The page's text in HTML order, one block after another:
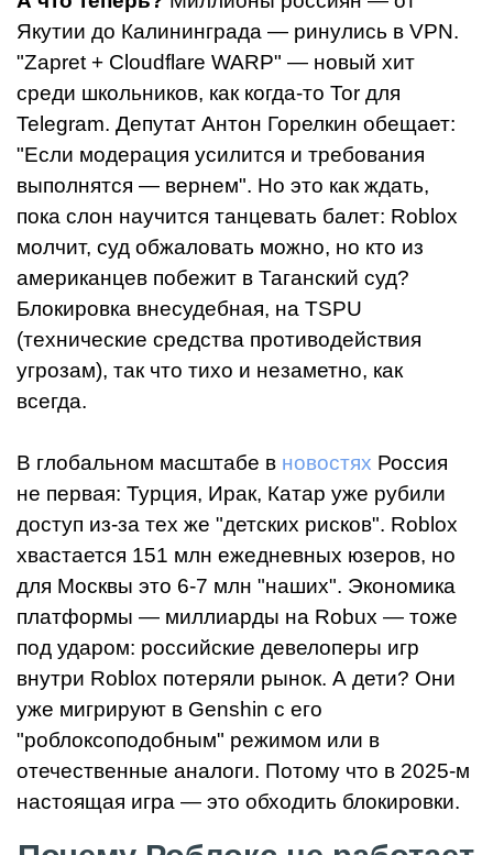
Якутии до Калининграда — ринулись в VPN.
"Zapret + Cloudflare WARP" — новый хит
среди школьников, как когда-то Tor для
Telegram. Депутат Антон Горелкин обещает:
"Если модерация усилится и требования
выполнятся — вернем". Но это как ждать,
пока слон научится танцевать балет: Roblox
молчит, суд обжаловать можно, но кто из
американцев побежит в Таганский суд?
Блокировка внесудебная, на TSPU
(технические средства противодействия
угрозам), так что тихо и незаметно, как
всегда.
В глобальном масштабе в новостях Россия
не первая: Турция, Ирак, Катар уже рубили
доступ из-за тех же "детских рисков". Roblox
хвастается 151 млн ежедневных юзеров, но
для Москвы это 6-7 млн "наших". Экономика
платформы — миллиарды на Robux — тоже
под ударом: российские девелоперы игр
внутри Roblox потеряли рынок. А дети? Они
уже мигрируют в Genshin с его
"роблоксоподобным" режимом или в
отечественные аналоги. Потому что в 2025-м
настоящая игра — это обходить блокировки.